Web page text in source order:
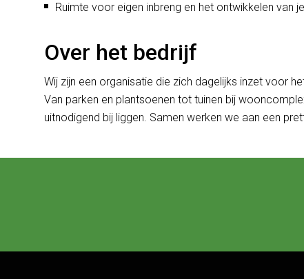
Ruimte voor eigen inbreng en het ontwikkelen van
Over het bedrijf
Wij zijn een organisatie die zich dagelijks inzet voor
Van parken en plantsoenen tot tuinen bij
uitnodigend bij liggen. Samen werken we aan een